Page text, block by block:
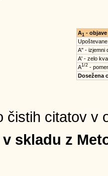
A1 - objave
A'' - izjemni
A' - zelo
A1/2-
Dosežena
čistih citatov v
skladu z